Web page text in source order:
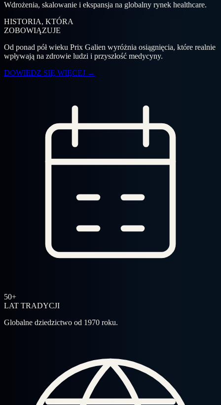
Wdrożenia, skalowanie i ekspansja na globalny rynek healthcare.
HISTORIA, KTÓRA
ZOBOWIĄZUJE
Od ponad pół wieku Prix Galien wyróżnia osiągnięcia, które realnie
wpływają na zdrowie ludzi i przyszłość medycyny.
DOWIEDZ SIĘ WIĘCEJ →
50+
LAT TRADYCJI
Globalne dziedzictwo od 1970 roku.